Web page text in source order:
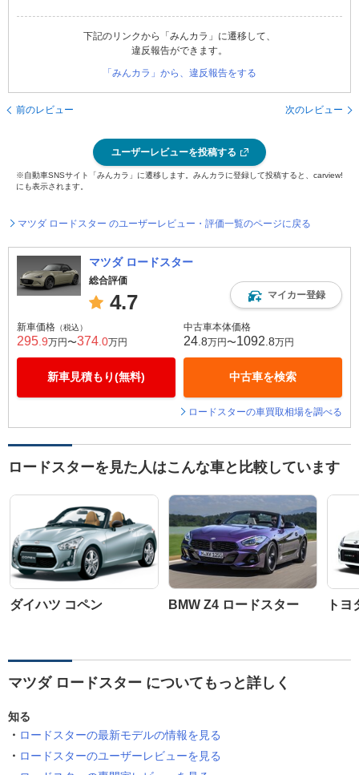
下記のリンクから「みんカラ」に遷移して、
違反報告ができます。
「みんカラ」から、違反報告をする
前のレビュー 次のレビュー
ユーザーレビューを投稿する
※自動車SNSサイト「みんカラ」に遷移します。みんカラに登録して投稿すると、carview!
にも表示されます。
マツダ ロードスター のユーザーレビュー・評価一覧のページに戻る
マツダ ロードスター
総合評価
4.7 マイカー登録
新車価格 （税込）
295 .9万円〜374 .0万円
新車見積もり(無料)
中古車本体価格
24 .8万円〜1092 .8万円
中古車を検索
ロードスターの車買取相場を調べる
ロードスターを見た人はこんな車と比較しています
ダイハツ コペン BMW Z4 ロードスター トヨ
マツダ ロードスター についてもっと詳しく
知る
ロードスターの最新モデルの情報を見る
ロードスターのユーザーレビューを見る